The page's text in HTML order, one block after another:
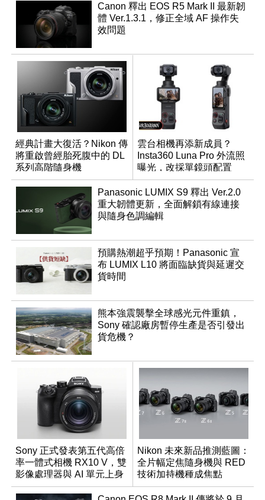
Canon 釋出 EOS R5 Mark II 最新韌
體 Ver.1.3.1，修正全域 AF 操作失
效問題
經典計畫大復活？Nikon 傳
將重啟曾經胎死腹中的 DL
系列高階隨身機
雲台相機再添新成員？
Insta360 Luna Pro 外流照
曝光，改採單鏡頭配置
Panasonic LUMIX S9 釋出 Ver.2.0
重大韌體更新，全面解鎖有線連接
與隨身色調編輯
預購熱潮超乎預期！Panasonic 宣
布 LUMIX L10 將面臨缺貨與延遲交
貨時間
熊本強震襲擊全球感光元件重鎮，
Sony 確認廠房暫停生產是否引發出
貨危機？
Sony 正式發表第五代高倍
率一體式相機 RX10 V，雙
影像處理器與 AI 單元上身
Nikon 未來新品推測藍圖：
全片幅定焦隨身機與 RED
技術加持機種成焦點